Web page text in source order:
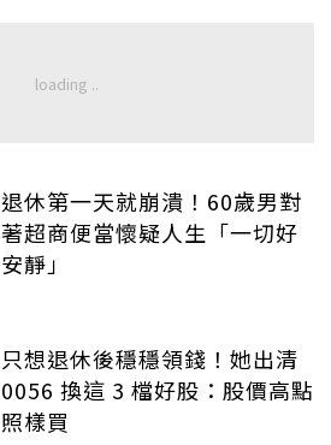
退休第一天就崩潰！60歲男對
著超商便當懷疑人生「一切好
安靜」
只想退休後穩穩領錢！她出清
0056 換這 3 檔好股：股價高點
照樣買